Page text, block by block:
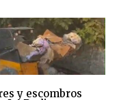
y escombros